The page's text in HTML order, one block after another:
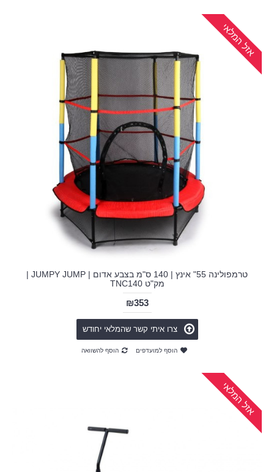
אזל המלאי
טרמפולינה 55" אינץ | 140 ס"מ בצבע אדום | JUMPY JUMP |
מק"ט TNC140
₪353
צרו איתי קשר שהמלאי יחודש
הוסף למועדפים הוסף להשוואה
אזל המלאי